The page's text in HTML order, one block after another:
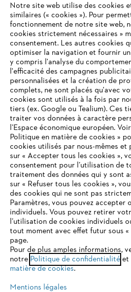
L'Entreprise
STIHL FAQ
Contact
Politique de protection des données
Mentions légales Utilisation des
VOTRE NAVIGATEUR
N'EST PLUS PRIS EN
Vous utilisez un navigateur Internet
en charge, et certaines fonctionnalités
peuvent fonctionner correctement.
optimale de notre site, nous vous
l'un des navigateurs suivants :
Notre site web utilise des cookies
similaires (« cookies »). Pour
fonctionnement de notre site web,
cookies strictement nécessaires »
consentement. Les autres cookies
optimiser la navigation et fournir
y compris l'analyse du
l'efficacité des campagnes
personnalisées et la création de
complets, ne sont placés qu'avec
cookies sont utilisés à la fois par
tiers (ex. Google ou Tealium). Ces
traiter vos données à caractère
l’Espace économique européen.
Politique en matière de cookies »
cookies utilisés par nous-mêmes et
sur « Accepter tous les cookies »,
consentement pour l’utilisation de
traitement des données qui y sont
sur « Refuser tous les cookies »,
des cookies qui ne sont pas
Paramètres, vous pouvez accepter
individuels. Vous pouvez retirer
l’utilisation de cookies individuels
tout moment avec effet futur sous
page.
Pour de plus amples informations,
notre Politique de confidentialitéet
matière de cookies.
Mentions légales